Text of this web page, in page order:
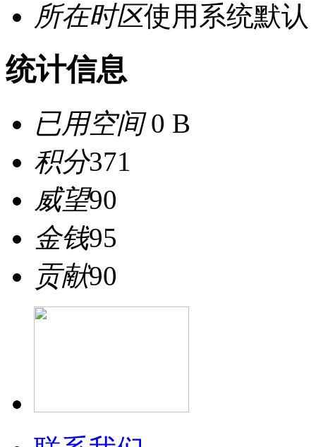
所在时区使用系统默认
统计信息
已用空间0 B
积分371
威望90
金钱95
贡献90